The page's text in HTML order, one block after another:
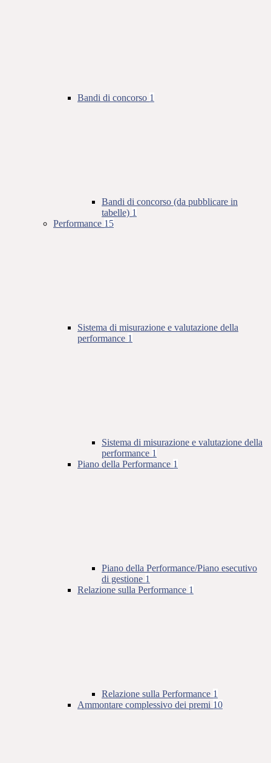
Bandi di concorso 1
Bandi di concorso (da pubblicare in
tabelle) 1
Performance 15
Sistema di misurazione e valutazione della
performance 1
Sistema di misurazione e valutazione della
performance 1
Piano della Performance 1
Piano della Performance/Piano esecutivo
di gestione 1
Relazione sulla Performance 1
Relazione sulla Performance 1
Ammontare complessivo dei premi 10